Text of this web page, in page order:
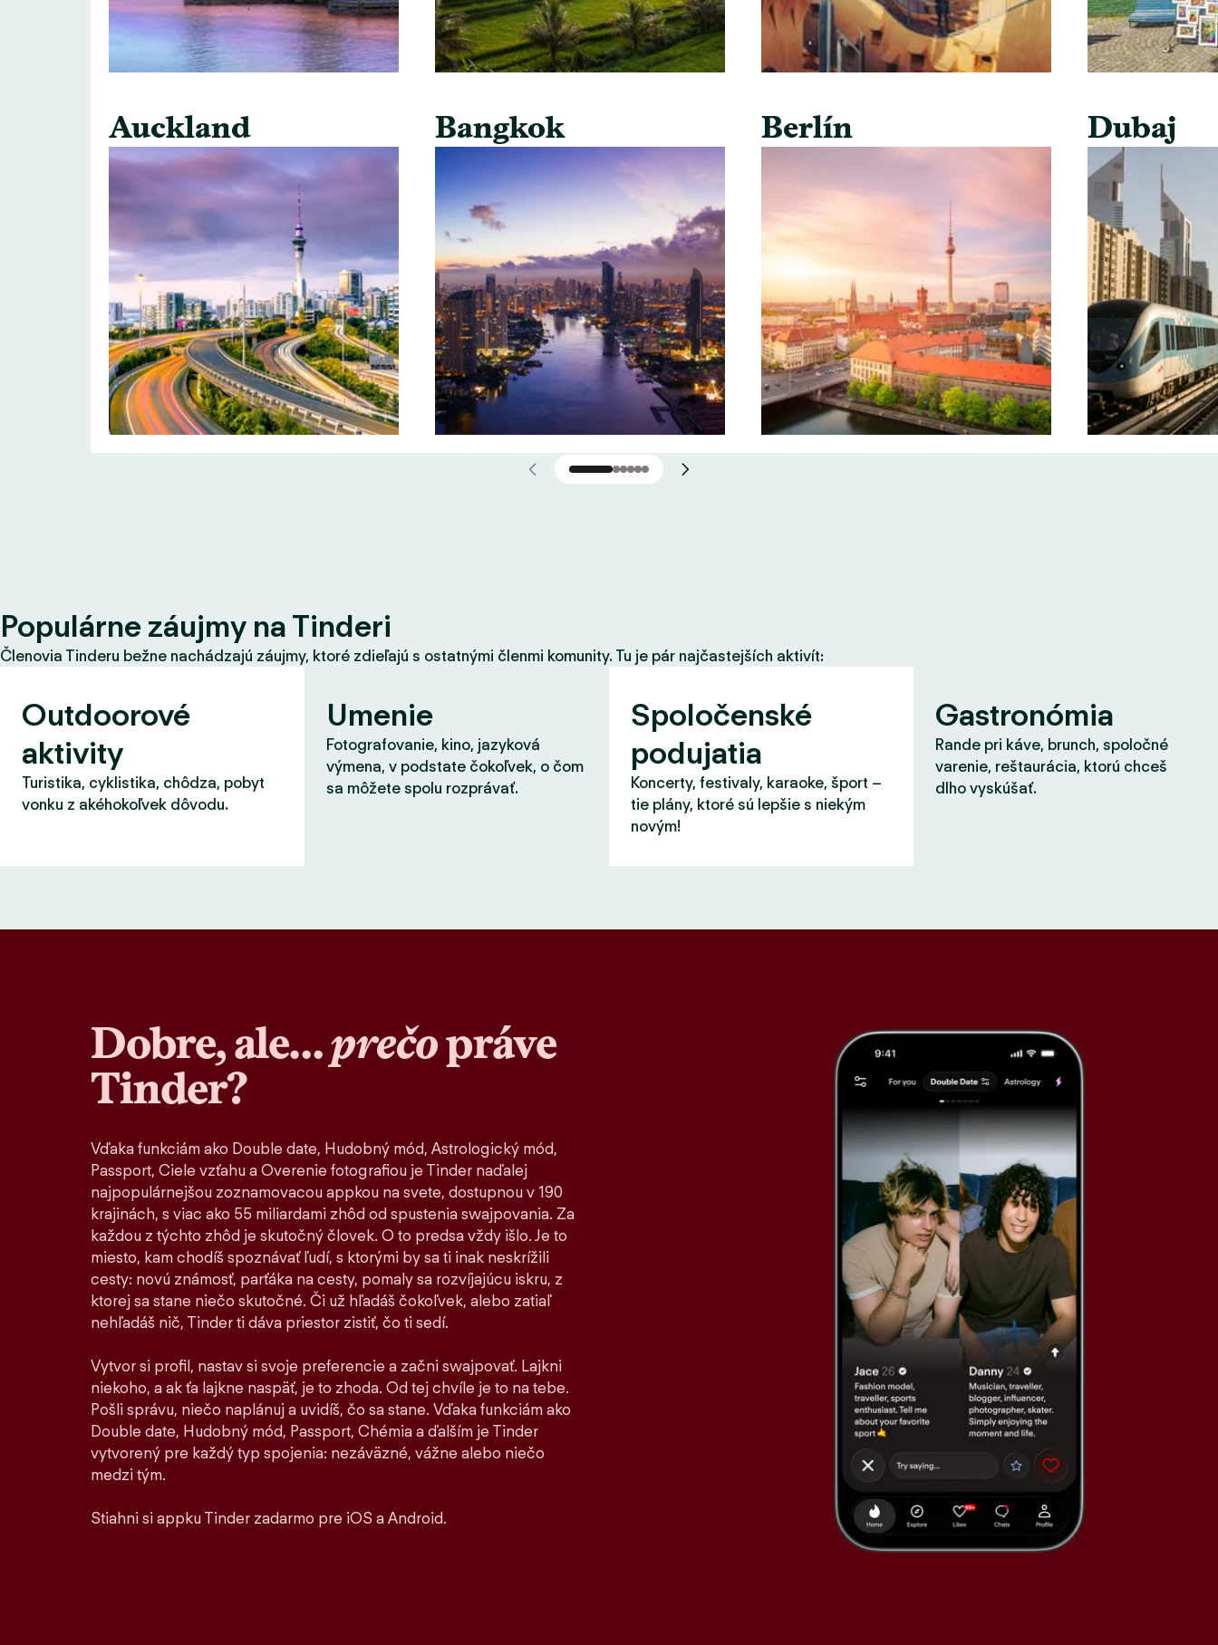
Auckland Bangkok Berlín Dubaj
Populárne záujmy na Tinderi
Členovia Tinderu bežne nachádzajú záujmy, ktoré zdieľajú s ostatnými členmi komunity. Tu je pár najčastejších aktivít:
Outdoorové
aktivity
Turistika, cyklistika, chôdza, pobyt
vonku z akéhokoľvek dôvodu.
Umenie
Fotografovanie, kino, jazyková
výmena, v podstate čokoľvek, o čom
sa môžete spolu rozprávať.
Spoločenské
podujatia
Koncerty, festivaly, karaoke, šport –
tie plány, ktoré sú lepšie s niekým
novým!
Gastronómia
Rande pri káve, brunch, spoločné
varenie, reštaurácia, ktorú chceš
dlho vyskúšať.
Dobre, ale…prečopráve
Tinder?
Vďaka funkciám ako Double date, Hudobný mód, Astrologický mód,
Passport, Ciele vzťahu a Overenie fotografiou je Tinder naďalej
najpopulárnejšou zoznamovacou appkou na svete, dostupnou v 190
krajinách, s viac ako 55 miliardami zhôd od spustenia swajpovania. Za
každou z týchto zhôd je skutočný človek. O to predsa vždy išlo. Je to
miesto, kam chodíš spoznávať ľudí, s ktorými by sa ti inak neskrížili
cesty: novú známosť, parťáka na cesty, pomaly sa rozvíjajúcu iskru, z
ktorej sa stane niečo skutočné. Či už hľadáš čokoľvek, alebo zatiaľ
nehľadáš nič, Tinder ti dáva priestor zistiť, čo ti sedí.
Vytvor si profil, nastav si svoje preferencie a začni swajpovať. Lajkni
niekoho, a ak ťa lajkne naspäť, je to zhoda. Od tej chvíle je to na tebe.
Pošli správu, niečo naplánuj a uvidíš, čo sa stane. Vďaka funkciám ako
Double date, Hudobný mód, Passport, Chémia a ďalším je Tinder
vytvorený pre každý typ spojenia: nezáväzné, vážne alebo niečo
medzi tým.
Stiahni si appku Tinder zadarmo pre iOS a Android.